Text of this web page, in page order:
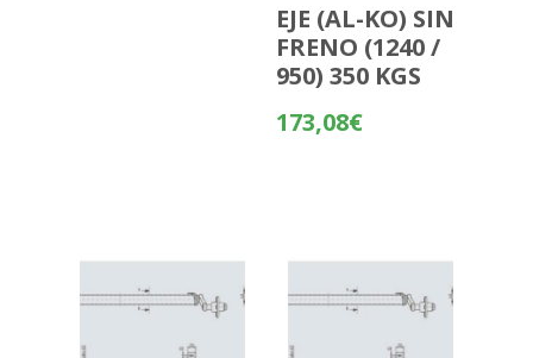
EJE (AL-KO) SIN
FRENO (1240 /
950) 350 KGS
173,08€